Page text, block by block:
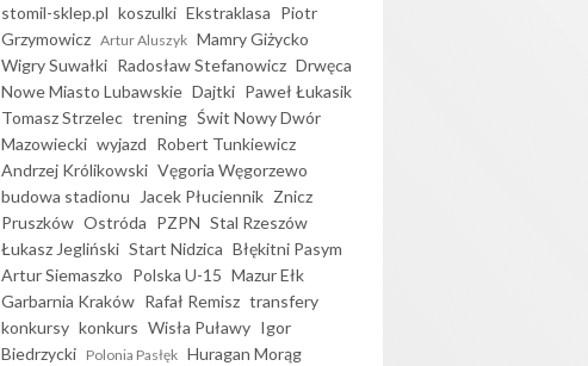
stomil-sklep.pl koszulki Ekstraklasa Piotr
Grzymowicz Artur Aluszyk Mamry Giżycko
Wigry Suwałki Radosław Stefanowicz Drwęca
Nowe Miasto Lubawskie Dajtki Paweł Łukasik
Tomasz Strzelec trening Świt Nowy Dwór
Mazowiecki wyjazd Robert Tunkiewicz
Andrzej Królikowski Vęgoria Węgorzewo
budowa stadionu
Jacek Płuciennik Znicz
Pruszków Ostróda PZPN Stal Rzeszów
Łukasz Jegliński Start Nidzica Błękitni Pasym
Artur Siemaszko Polska U-15 Mazur Ełk
Garbarnia Kraków Rafał Remisz transfery
konkursy konkurs Wisła Puławy Igor
Biedrzycki Polonia Pasłęk Huragan Morąg